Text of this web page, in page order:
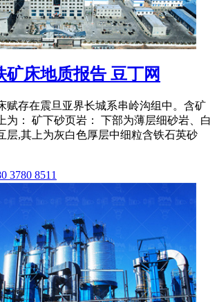
矿床地质报告 豆丁网
赋存在震旦亚界长城系串岭沟组中。含矿
为： 矿下砂页岩： 下部为薄层细砂岩、白
层,其上为灰白色厚层中细粒含铁石英砂
3780 8511